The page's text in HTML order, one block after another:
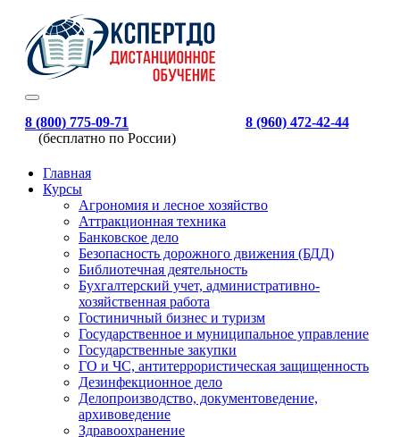
8 (800) 775-09-71
(бесплатно по России)
8 (960) 472-42-44
Главная
Курсы
Агрономия и лесное хозяйство
Аттракционная техника
Банковское дело
Безопасность дорожного движения (БДД)
Библиотечная деятельность
Бухгалтерский учет, административно-
хозяйственная работа
Гостиничный бизнес и туризм
Государственное и муниципальное управление
Государственные закупки
ГО и ЧС, антитеррористическая защищенность
Дезинфекционное дело
Делопроизводство, документоведение,
архивоведение
Здравоохранение